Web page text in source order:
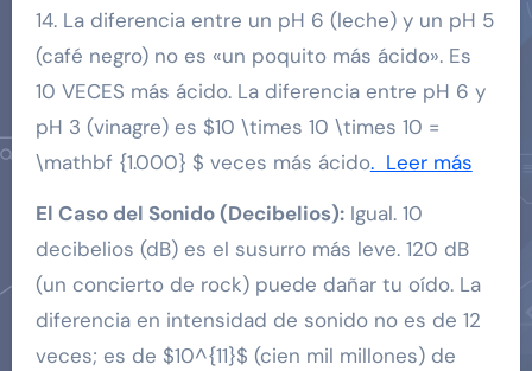
14. La diferencia entre un pH 6 (leche) y un pH 5
(café negro) no es «un poquito más ácido». Es
10 VECES más ácido. La diferencia entre pH 6 y
pH 3 (vinagre) es $10 \times 10 \times 10 =
\mathbf {1.000} $ veces más ácido. Leer más
El Caso del Sonido (Decibelios):Igual. 10
decibelios (dB) es el susurro más leve. 120 dB
(un concierto de rock) puede dañar tu oído. La
diferencia en intensidad de sonido no es de 12
veces; es de $10^{11}$ (cien mil millones) de